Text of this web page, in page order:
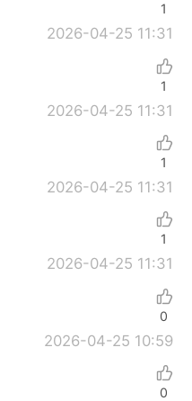
2026-04-25 11:31
1
2026-04-25 11:31
1
2026-04-25 11:31
1
2026-04-25 11:31
1
2026-04-25 10:59
0
0